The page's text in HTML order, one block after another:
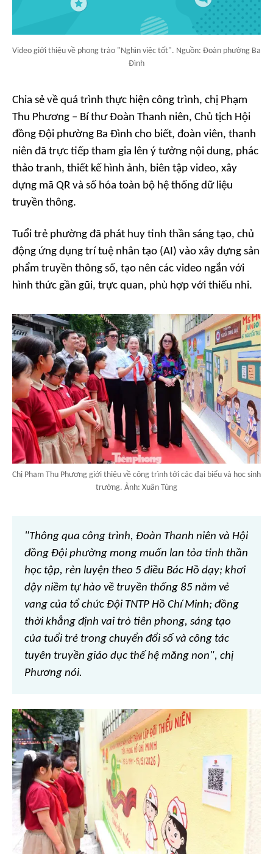
Video giới thiệu về phong trào "Nghìn việc tốt". Nguồn: Đoàn phường Ba
Đình
Chia sẻ về quá trình thực hiện công trình, chị Phạm
Thu Phương – Bí thư Đoàn Thanh niên, Chủ tịch Hội
đồng Đội phường Ba Đình cho biết, đoàn viên, thanh
niên đã trực tiếp tham gia lên ý tưởng nội dung, phác
thảo tranh, thiết kế hình ảnh, biên tập video, xây
dựng mã QR và số hóa toàn bộ hệ thống dữ liệu
truyền thông.
Tuổi trẻ phường đã phát huy tinh thần sáng tạo, chủ
động ứng dụng trí tuệ nhân tạo (AI) vào xây dựng sản
phẩm truyền thông số, tạo nên các video ngắn với
hình thức gần gũi, trực quan, phù hợp với thiếu nhi.
Chị Phạm Thu Phương giới thiệu về công trình tới các đại biểu và học sinh
trường. Ảnh: Xuân Tùng
"Thông qua công trình, Đoàn Thanh niên và Hội
đồng Đội phường mong muốn lan tỏa tinh thần
học tập, rèn luyện theo 5 điều Bác Hồ dạy; khơi
dậy niềm tự hào về truyền thống 85 năm vẻ
vang của tổ chức Đội TNTP Hồ Chí Minh; đồng
thời khẳng định vai trò tiên phong, sáng tạo
của tuổi trẻ trong chuyển đổi số và công tác
tuyên truyền giáo dục thế hệ măng non", chị
Phương nói.